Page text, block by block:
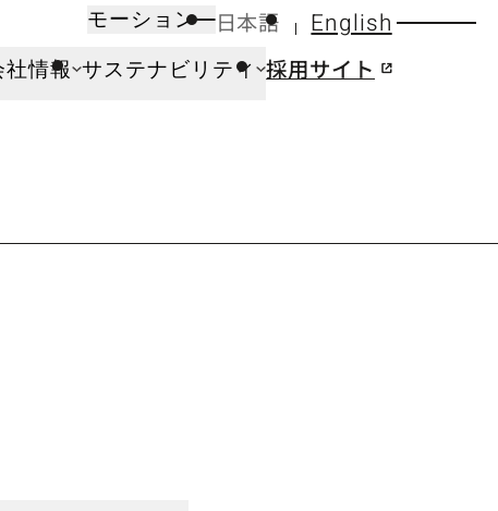
モーション 日本語 English
社情報 サステナビリティ 採用サイト